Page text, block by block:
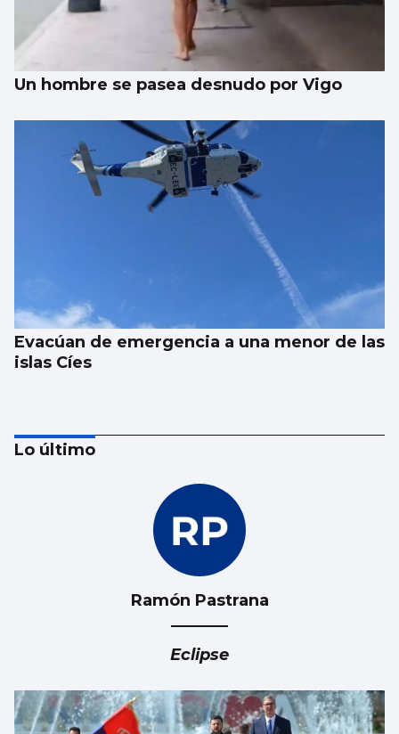
Un hombre se pasea desnudo por Vigo
Evacúan de emergencia a una menor de las
islas Cíes
Lo último
Ramón Pastrana
Eclipse